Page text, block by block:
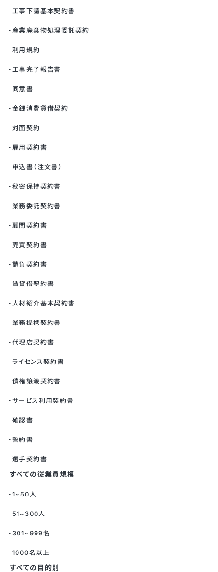
工事下請基本契約書
産業廃棄物処理委託契約
利用規約
工事完了報告書
同意書
金銭消費貸借契約
対面契約
雇用契約書
申込書（注文書）
秘密保持契約書
業務委託契約書
顧問契約書
売買契約書
請負契約書
賃貸借契約書
人材紹介基本契約書
業務提携契約書
代理店契約書
ライセンス契約書
債権譲渡契約書
サービス利用契約書
確認書
誓約書
選手契約書
すべての従業員規模
1~50人
51~300人
301~999名
1000名以上
すべての目的別